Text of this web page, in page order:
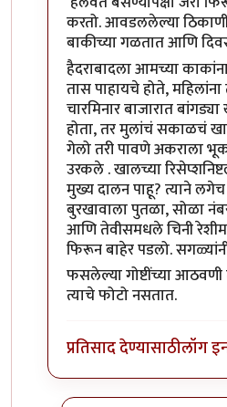
करतो. आवडललेल्या
बाकीच्या गळतात आणि
हैदराबादला आमच्या
तास पाहायचे होते,
चारमिनार बाजारात
होता, तर मुलांचं सकाळचं
गेलो तरी पावणे अकराला
उरकले . खालच्या
मुख्य दालन पाहू? त्याने
बुरखावाला पुतळा, सोळा
आणि तेवीसमधले चिनी
फिरून बाहेर पडलो.
फसलेल्या गोष्टींच्या
त्याचे फोटो नसतात.
प्रतिसाद देण्यासाठीलॉग